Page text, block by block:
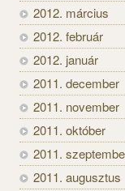
2012. március
2012. február
2012. január
2011. december
2011. november
2011. október
2011.
2011. augusztus